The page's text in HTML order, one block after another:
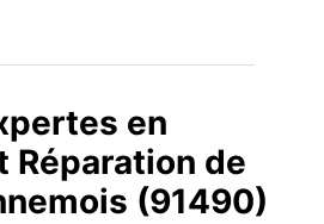
en
Réparation de
(91490)